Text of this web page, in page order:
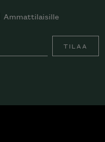
Ammattilaisille
TILAA